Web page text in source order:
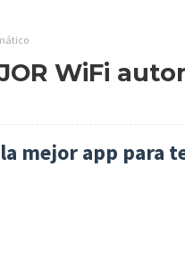
WiFi
la mejor app para